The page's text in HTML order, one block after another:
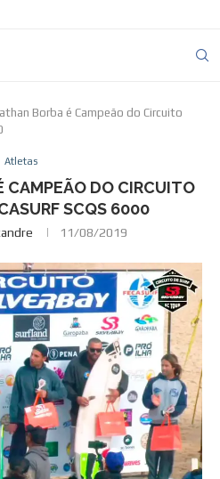
Borba é Campeão do Circuito
Atletas
CAMPEÃO DO CIRCUITO
SCQS 6000
11/08/2019